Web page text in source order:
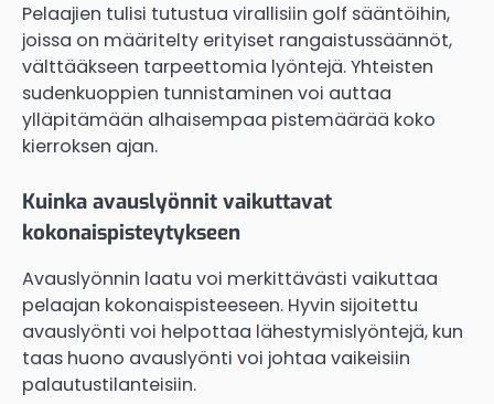
Pelaajien tulisi tutustua virallisiin golf sääntöihin,
joissa on määritelty erityiset rangaistussäännöt,
välttääkseen tarpeettomia lyöntejä. Yhteisten
sudenkuoppien tunnistaminen voi auttaa
ylläpitämään alhaisempaa pistemäärää koko
kierroksen ajan.
Kuinka avauslyönnit vaikuttavat
kokonaispisteytykseen
Avauslyönnin laatu voi merkittävästi vaikuttaa
pelaajan kokonaispisteeseen. Hyvin sijoitettu
avauslyönti voi helpottaa lähestymislyöntejä, kun
taas huono avauslyönti voi johtaa vaikeisiin
palautustilanteisiin.